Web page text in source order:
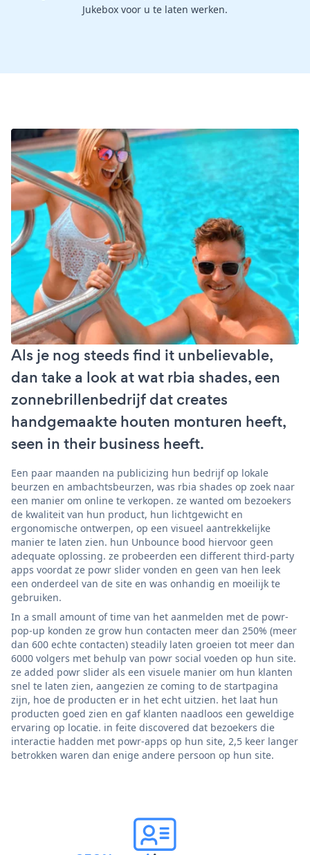
Jukebox voor u te laten werken.
Als je nog steeds find it unbelievable,
dan take a look at wat rbia shades, een
zonnebrillenbedrijf dat creates
handgemaakte houten monturen heeft,
seen in their business heeft.
Een paar maanden na publicizing hun bedrijf op lokale
beurzen en ambachtsbeurzen, was rbia shades op zoek naar
een manier om online te verkopen. ze wanted om bezoekers
de kwaliteit van hun product, hun lichtgewicht en
ergonomische ontwerpen, op een visueel aantrekkelijke
manier te laten zien. hun Unbounce bood hiervoor geen
adequate oplossing. ze probeerden een different third-party
apps voordat ze powr slider vonden en geen van hen leek
een onderdeel van de site en was onhandig en moeilijk te
gebruiken.
In a small amount of time van het aanmelden met de powr-
pop-up konden ze grow hun contacten meer dan 250% (meer
dan 600 echte contacten) steadily laten groeien tot meer dan
6000 volgers met behulp van powr social voeden op hun site.
ze added powr slider als een visuele manier om hun klanten
snel te laten zien, aangezien ze coming to de startpagina
zijn, hoe de producten er in het echt uitzien. het laat hun
producten goed zien en gaf klanten naadloos een geweldige
ervaring op locatie. in feite discovered dat bezoekers die
interactie hadden met powr-apps op hun site, 2,5 keer langer
betrokken waren dan enige andere persoon op hun site.